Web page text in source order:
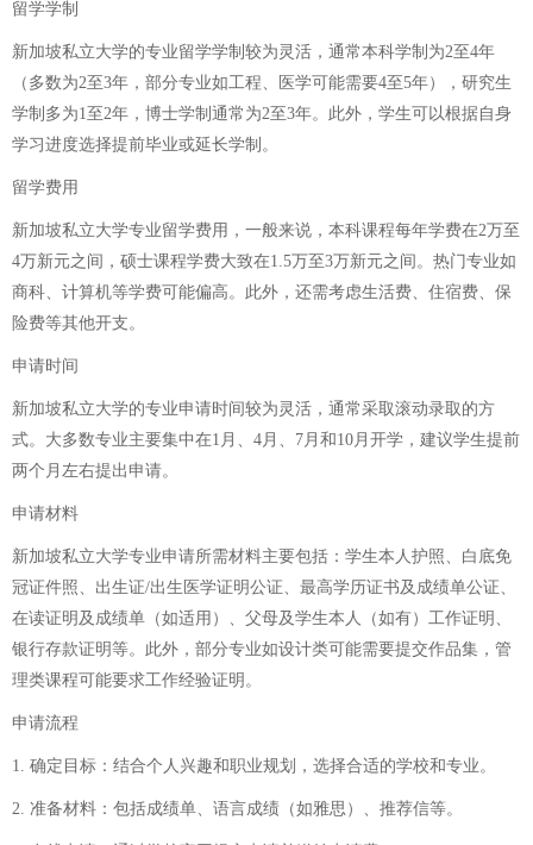
留学学制
新加坡私立大学的专业留学学制较为灵活，通常本科学制为2至4年
（多数为2至3年，部分专业如工程、医学可能需要4至5年），研究生
学制多为1至2年，博士学制通常为2至3年。此外，学生可以根据自身
学习进度选择提前毕业或延长学制。
留学费用
新加坡私立大学专业留学费用，一般来说，本科课程每年学费在2万至
4万新元之间，硕士课程学费大致在1.5万至3万新元之间。热门专业如
商科、计算机等学费可能偏高。此外，还需考虑生活费、住宿费、保
险费等其他开支。
申请时间
新加坡私立大学的专业申请时间较为灵活，通常采取滚动录取的方
式。大多数专业主要集中在1月、4月、7月和10月开学，建议学生提前
两个月左右提出申请。
申请材料
新加坡私立大学专业申请所需材料主要包括：学生本人护照、白底免
冠证件照、出生证/出生医学证明公证、最高学历证书及成绩单公证、
在读证明及成绩单（如适用）、父母及学生本人（如有）工作证明、
银行存款证明等。此外，部分专业如设计类可能需要提交作品集，管
理类课程可能要求工作经验证明。
申请流程
1. 确定目标：结合个人兴趣和职业规划，选择合适的学校和专业。
2. 准备材料：包括成绩单、语言成绩（如雅思）、推荐信等。